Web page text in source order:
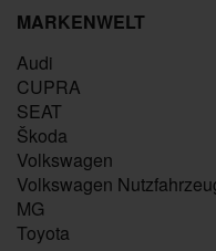
MARKENWELT
Audi
CUPRA
SEAT
Škoda
Volkswagen
Volkswagen
MG
Toyota